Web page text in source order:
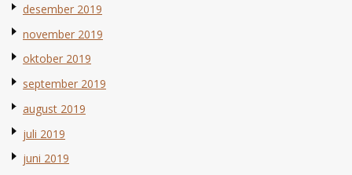
desember 2019
november 2019
oktober 2019
september 2019
august 2019
juli 2019
juni 2019